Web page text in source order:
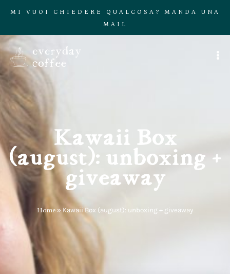
MI VUOI CHIEDERE QUALCOSA? MANDA UNA
MAIL
Kawaii Box
(august): unboxing +
giveaway
Home » Kawaii Box (august): unboxing + giveaway